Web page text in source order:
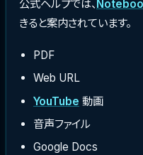
公式ヘルプでは、
きると案内されています。
PDF
Web URL
YouTube 動画
音声ファイル
Google Docs